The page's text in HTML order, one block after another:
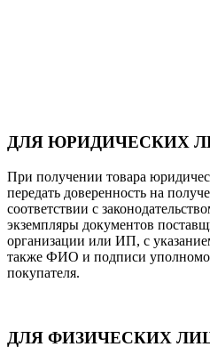
ДЛЯ ЮРИДИЧЕСКИХ
При получении товара
передать доверенность на
соответствии с
экземпляры документов
организации или ИП, с
также ФИО и подписи
покупателя.
ДЛЯ ФИЗИЧЕСКИХ